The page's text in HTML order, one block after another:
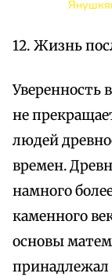
12. Жизнь
Уверенность
не
людей
времен.
намного
каменного
основы
принадлежал